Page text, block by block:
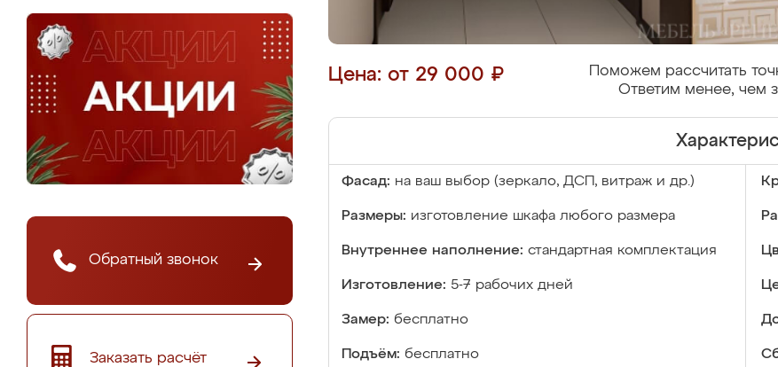
Обратный звонок
Заказать расчёт
Цена: от 29 000 ₽
Поможем рассчитать
Ответим менее, чем
Фасад: на ваш выбор (зеркало, ДСП, витраж и др.)
Размеры: изготовление шкафа любого размера
Внутреннее наполнение: стандартная комплектация
Изготовление: 5-7 рабочих дней
Замер: бесплатно
Подъём: бесплатно